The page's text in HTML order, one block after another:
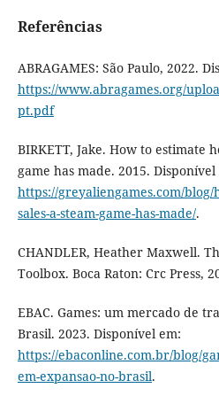
Referências
ABRAGAMES: São Paulo, 2022.
https://www.abragames.org/
pt.pdf
BIRKETT, Jake. How to estimate
game has made. 2015. Disponível
https://greyaliengames.com/
sales-a-steam-game-has-made/.
CHANDLER, Heather Maxwell.
Toolbox. Boca Raton: Crc Press,
EBAC. Games: um mercado de
Brasil. 2023. Disponível em:
https://ebaconline.com.br/blog/
em-expansao-no-brasil.